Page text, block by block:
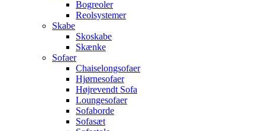
Bogreoler
Reolsystemer
Skabe
Skoskabe
Skænke
Sofaer
Chaiselongsofaer
Hjørnesofaer
Højrevendt Sofa
Loungesofaer
Sofaborde
Sofasæt